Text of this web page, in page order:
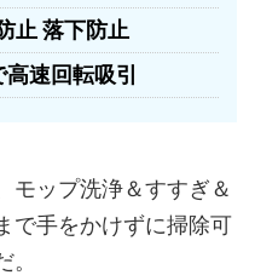
止 落下防止
速回転吸引
モップ洗浄＆すすぎ＆
で手をかけずに掃除可